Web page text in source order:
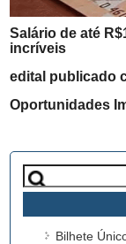
Salário de até
incríveis
edital publicado
Oportunidades
Pesquisar
por:
Bilhete